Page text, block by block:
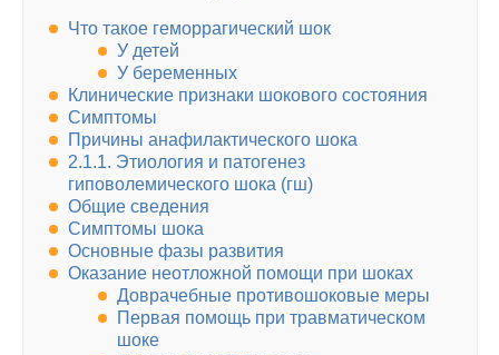
Что такое геморрагический шок
У детей
У беременных
Клинические признаки шокового состояния
Симптомы
Причины анафилактического шока
2.1.1. Этиология и патогенез
гиповолемического шока (гш)
Общие сведения
Симптомы шока
Основные фазы развития
Оказание неотложной помощи при шоках
Доврачебные противошоковые меры
Первая помощь при травматическом
шоке